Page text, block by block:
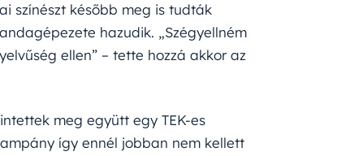
színészt később meg is tudták
hazudik. „Szégyellném
ellen” – tette hozzá akkor az
meg együtt egy TEK-es
így ennél jobban nem kellett